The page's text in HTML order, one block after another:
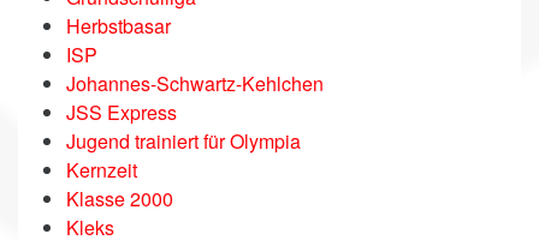
Herbstbasar
ISP
Johannes-Schwartz-Kehlchen
JSS Express
Jugend trainiert für Olympia
Kernzeit
Klasse 2000
Kleks